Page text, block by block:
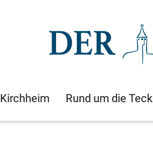
Kirchheim Rund um die Teck